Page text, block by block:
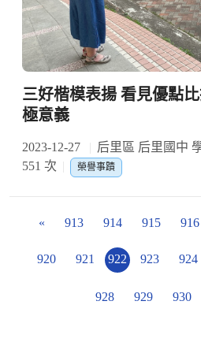
三好楷模表揚 看見優點
極意義
2023-12-27 后里區 后里國中
551 次
榮譽事蹟
« 913 914 915 916
920 921 922 923 924
928 929 930